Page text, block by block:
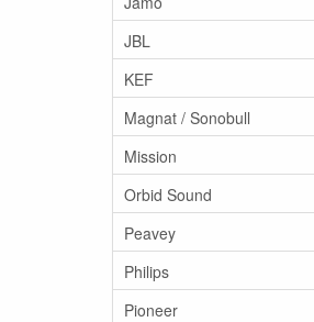
JBL
KEF
Magnat / Sonobull
Mission
Orbid Sound
Peavey
Philips
Pioneer